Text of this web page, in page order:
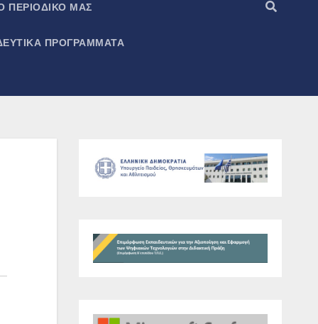
ΠΕΡΙΟΔΙΚΟ ΜΑΣ
ΠΡΟΓΡΑΜΜΑΤΑ